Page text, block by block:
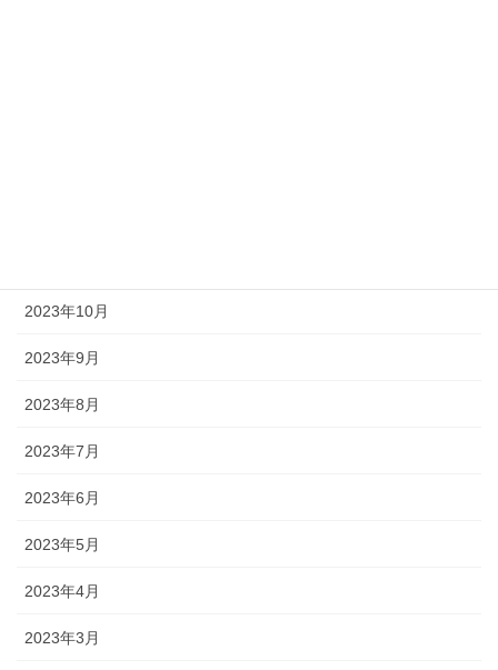
2023年10月
2023年9月
2023年8月
2023年7月
2023年6月
2023年5月
2023年4月
2023年3月